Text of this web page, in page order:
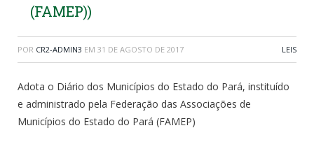
(FAMEP))
POR CR2-ADMIN3 EM 31 DE AGOSTO DE 2017 LEIS
Adota o Diário dos Municípios do Estado do Pará, instituído
e administrado pela Federação das Associações de
Municípios do Estado do Pará (FAMEP)